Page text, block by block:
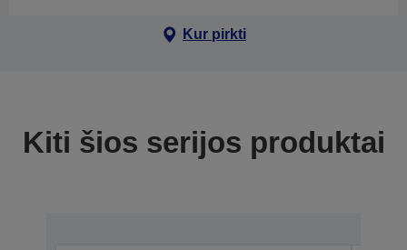
Kur pirkti
Kiti šios serijos produktai